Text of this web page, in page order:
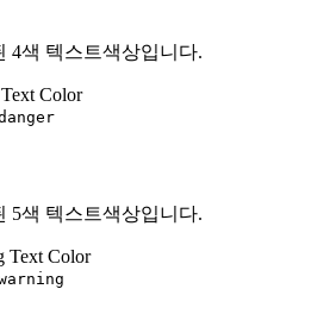
4색 텍스트색상입니다.
Color
5색 텍스트색상입니다.
Text Color